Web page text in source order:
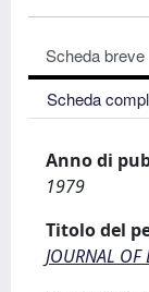
Scheda breve
Scheda
Anno di
1979
Titolo del
JOURNAL OF